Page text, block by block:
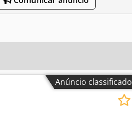
Anúncio classificado